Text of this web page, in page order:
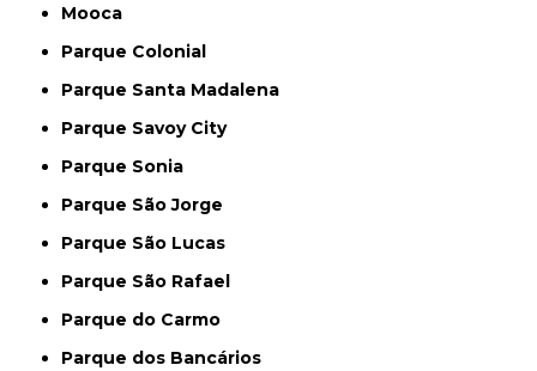
Mooca
Parque Colonial
Parque Santa Madalena
Parque Savoy City
Parque Sonia
Parque São Jorge
Parque São Lucas
Parque São Rafael
Parque do Carmo
Parque dos Bancários